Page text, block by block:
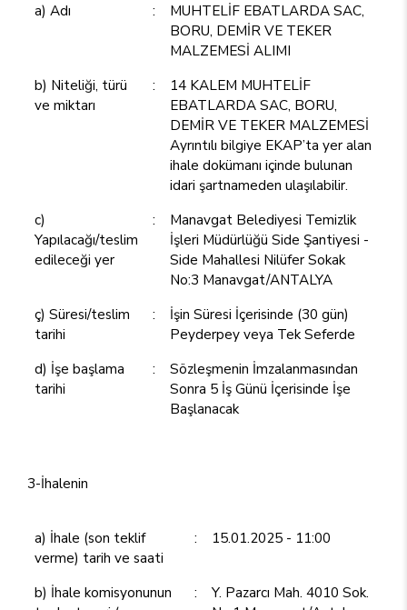
a) Adı :
MUHTELİF EBATLARDA SAC,
BORU, DEMİR VE TEKER
MALZEMESİ ALIMI
b) Niteliği, türü
ve miktarı
:
14 KALEM MUHTELİF
EBATLARDA SAC, BORU,
DEMİR VE TEKER MALZEMESİ
Ayrıntılı bilgiye EKAP’ta yer alan
ihale dokümanı içinde bulunan
idari şartnameden ulaşılabilir.
c)
Yapılacağı/teslim
edileceği yer
:
Manavgat Belediyesi Temizlik
İşleri Müdürlüğü Side Şantiyesi -
Side Mahallesi Nilüfer Sokak
No:3 Manavgat/ANTALYA
ç) Süresi/teslim
tarihi
:
İşin Süresi İçerisinde (30 gün)
Peyderpey veya Tek Seferde
d) İşe başlama
tarihi
:
Sözleşmenin İmzalanmasından
Sonra 5 İş Günü İçerisinde İşe
Başlanacak
3-İhalenin
a) İhale (son teklif
verme) tarih ve saati
: 15.01.2025 - 11:00
b) İhale komisyonunun
:
Y. Pazarcı Mah. 4010 Sok.